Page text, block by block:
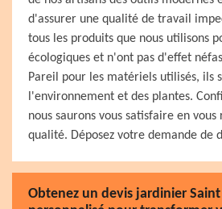
d'assurer une qualité de travail
tous les produits que nous utilisons
écologiques et n'ont pas d'effet
Pareil pour les matériels utilisés, ils
l'environnement et des plantes.
nous saurons vous satisfaire en
qualité. Déposez votre demande de
Obtenez un devis jardinier